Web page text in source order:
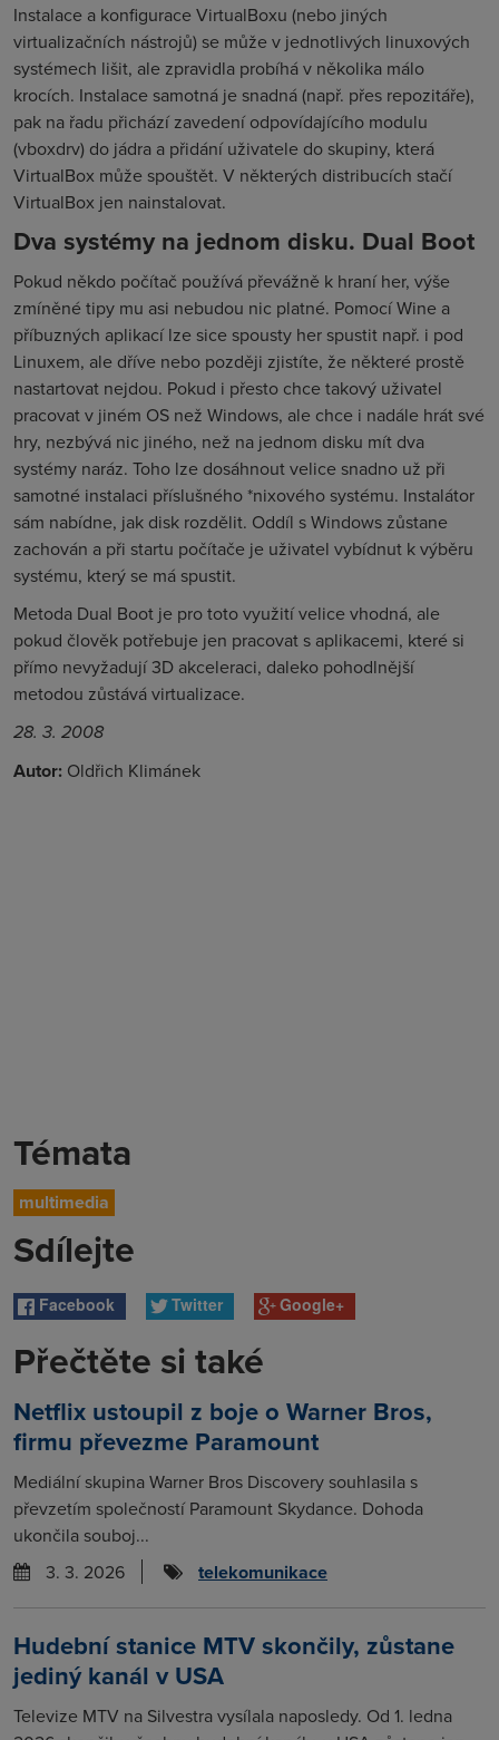
Instalace a konfigurace VirtualBoxu (nebo jiných
virtualizačních nástrojů) se může v jednotlivých linuxových
systémech lišit, ale zpravidla probíhá v několika málo
krocích. Instalace samotná je snadná (např. přes repozitáře),
pak na řadu přichází zavedení odpovídajícího modulu
(vboxdrv) do jádra a přidání uživatele do skupiny, která
VirtualBox může spouštět. V některých distribucích stačí
VirtualBox jen nainstalovat.
Dva systémy na jednom disku. Dual Boot
Pokud někdo počítač používá převážně k hraní her, výše
zmíněné tipy mu asi nebudou nic platné. Pomocí Wine a
příbuzných aplikací lze sice spousty her spustit např. i pod
Linuxem, ale dříve nebo později zjistíte, že některé prostě
nastartovat nejdou. Pokud i přesto chce takový uživatel
pracovat v jiném OS než Windows, ale chce i nadále hrát své
hry, nezbývá nic jiného, než na jednom disku mít dva
systémy naráz. Toho lze dosáhnout velice snadno už při
samotné instalaci příslušného *nixového systému. Instalátor
sám nabídne, jak disk rozdělit. Oddíl s Windows zůstane
zachován a při startu počítače je uživatel vybídnut k výběru
systému, který se má spustit.
Metoda Dual Boot je pro toto využití velice vhodná, ale
pokud člověk potřebuje jen pracovat s aplikacemi, které si
přímo nevyžadují 3D akceleraci, daleko pohodlnější
metodou zůstává virtualizace.
28. 3. 2008
Autor: Oldřich Klimánek
Témata
multimedia
Sdílejte
Facebook Twitter Google+
Přečtěte si také
Netflix ustoupil z boje o Warner Bros,
firmu převezme Paramount
Mediální skupina Warner Bros Discovery souhlasila s
převzetím společností Paramount Skydance. Dohoda
ukončila souboj...
3. 3. 2026
telekomunikace
Hudební stanice MTV skončily, zůstane
jediný kanál v USA
Televize MTV na Silvestra vysílala naposledy. Od 1. ledna